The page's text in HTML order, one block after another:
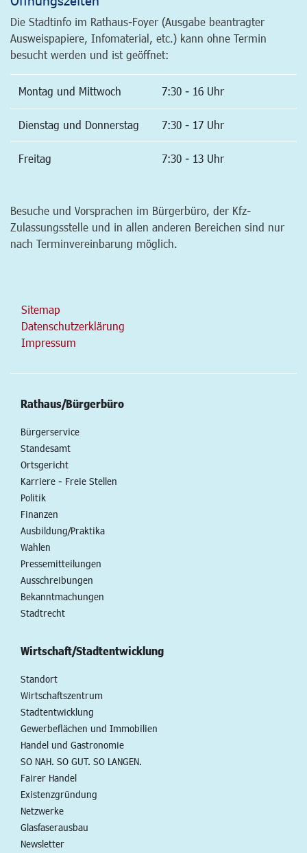
Die Stadtinfo im Rathaus-Foyer (Ausgabe beantragter
Ausweispapiere, Infomaterial, etc.) kann ohne Termin
besucht werden und ist geöffnet:
Montag und Mittwoch 7:30 - 16 Uhr
Dienstag und Donnerstag 7:30 - 17 Uhr
Freitag 7:30 - 13 Uhr
Besuche und Vorsprachen im Bürgerbüro, der Kfz-
Zulassungsstelle und in allen anderen Bereichen sind nur
nach Terminvereinbarung möglich.
Sitemap
Datenschutzerklärung
Impressum
Rathaus/Bürgerbüro
Bürgerservice
Standesamt
Ortsgericht
Karriere - Freie Stellen
Politik
Finanzen
Ausbildung/Praktika
Wahlen
Pressemitteilungen
Ausschreibungen
Bekanntmachungen
Stadtrecht
Wirtschaft/Stadtentwicklung
Standort
Wirtschaftszentrum
Stadtentwicklung
Gewerbeflächen und Immobilien
Handel und Gastronomie
SO NAH. SO GUT. SO LANGEN.
Fairer Handel
Existenzgründung
Netzwerke
Glasfaserausbau
Newsletter